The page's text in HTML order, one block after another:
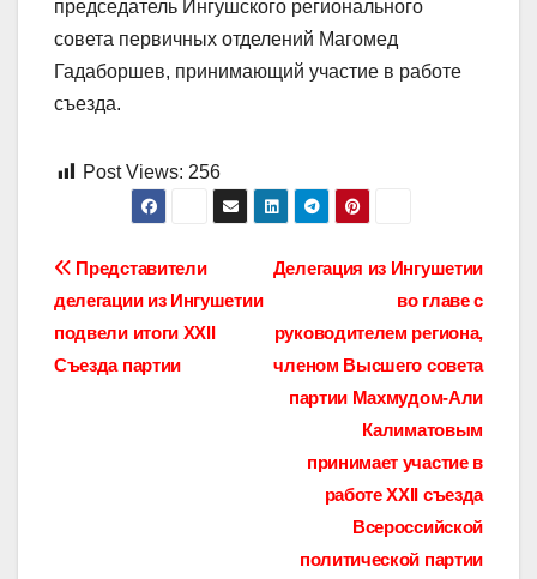
председатель Ингушского регионального
совета первичных отделений Магомед
Гадаборшев, принимающий участие в работе
съезда.
Post Views: 256
Навигация
по
записям
Делегация из Ингушетии
во главе с
руководителем региона,
членом Высшего совета
партии Махмудом-Али
Калиматовым
принимает участие в
работе XXII съезда
Всероссийской
политической партии
Представители
делегации из Ингушетии
подвели итоги XXII
Съезда партии